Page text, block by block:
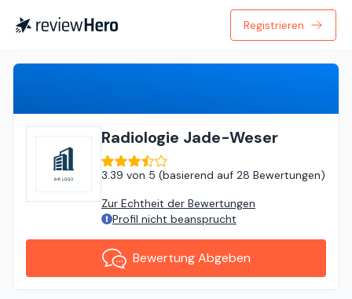
Registrieren
Radiologie Jade-Weser
3.39 von 5 (basierend auf 28 Bewertungen)
Zur Echtheit der Bewertungen
Profil nicht beansprucht
Bewertung Abgeben